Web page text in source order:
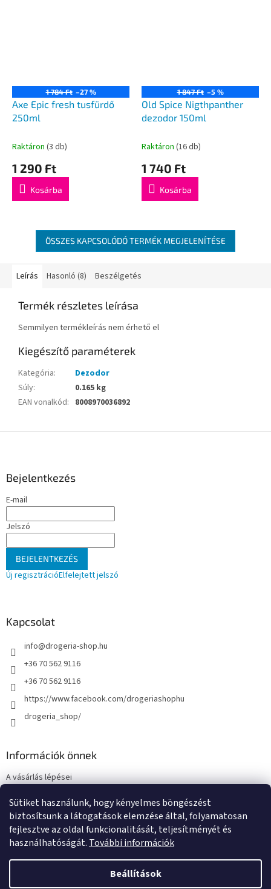
Sütiket használunk, hogy kényelmes böngészést
biztosítsunk a látogatások elemzése által, folyamatosan
fejlesztve az oldal funkcionalitását, teljesítményét és
használhatóságát. További információk
Beállítások
1 784 Ft –27 %
Axe Epic fresh tusfürdő
250ml
Raktáron (3 db)
1 290 Ft
Kosárba
1 847 Ft –5 %
Old Spice Nigthpanther
dezodor 150ml
Raktáron (16 db)
1 740 Ft
Kosárba
ÖSSZES KAPCSOLÓDÓ TERMÉK MEGJELENÍTÉSE
Leírás Hasonló (8) Beszélgetés
Termék részletes leírása
Semmilyen termékleírás nem érhető el
Kiegészítő paraméterek
Kategória:
Dezodor
Súly:
0.165 kg
EAN vonalkód: 8008970036892
Bejelentkezés
E-mail
Jelszó
BEJELENTKEZÉS
Új regisztrációElfelejtett jelszó
Kapcsolat
info@drogeria-shop.hu
+36 70 562 9116
+36 70 562 9116
https://www.facebook.com/drogeriashophu
drogeria_shop/
Információk önnek
A vásárlás lépései
Adatkezelési tájékoztató
Elérhetőségek
Shoptet készítette